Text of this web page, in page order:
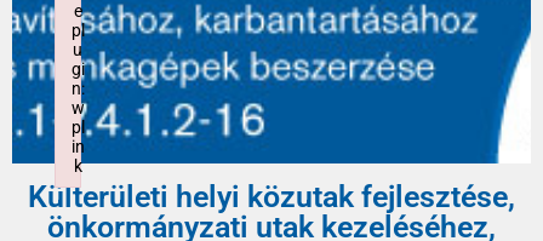
Külterületi helyi közutak fejlesztése,
önkormányzati utak kezeléséhez,
e
pl
u
gi
n:
w
pl
in
k
Failed to initialize plugin: wplink